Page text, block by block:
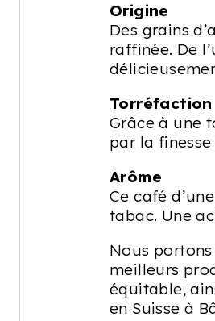
Origine
Des grains
raffinée. De
Torréfaction
Grâce à une
par la
Arôme
Ce café
tabac. Une
Nous
meilleurs
équitable,
en Suisse à